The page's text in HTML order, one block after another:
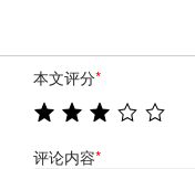
本文评分*
评论内容*